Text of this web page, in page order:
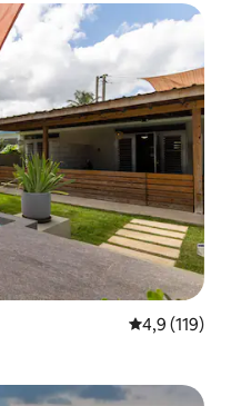
4,9 av 5 i
4,9 (119)